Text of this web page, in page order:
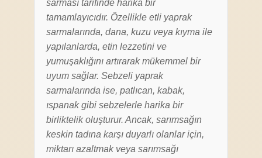
sarması tarifinde harika bir
tamamlayıcıdır. Özellikle etli yaprak
sarmalarında, dana, kuzu veya kıyma ile
yapılanlarda, etin lezzetini ve
yumuşaklığını artırarak mükemmel bir
uyum sağlar. Sebzeli yaprak
sarmalarında ise, patlıcan, kabak,
ıspanak gibi sebzelerle harika bir
birliktelik oluşturur. Ancak, sarımsağın
keskin tadına karşı duyarlı olanlar için,
miktarı azaltmak veya sarımsağı